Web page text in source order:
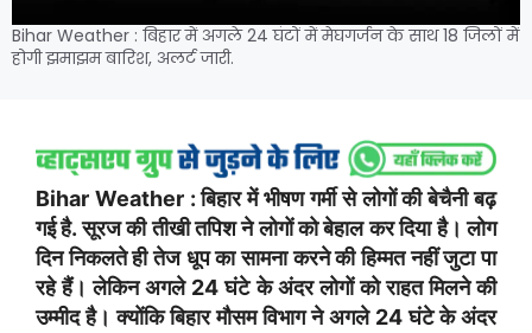
Bihar Weather : बिहार में अगले 24 घंटों में मेघगर्जन के साथ 18 जिलों में
होगी झमाझम बारिश, अलर्ट जारी.
Bihar Weather : बिहार में भीषण गर्मी से लोगों की बेचैनी बढ़
गई है. सूरज की तीखी तपिश ने लोगों को बेहाल कर दिया है। लोग
दिन निकलते ही तेज धूप का सामना करने की हिम्मत नहीं जुटा पा
रहे हैं। लेकिन अगले 24 घंटे के अंदर लोगों को राहत मिलने की
उम्मीद है। क्योंकि बिहार मौसम विभाग ने अगले 24 घंटे के अंदर